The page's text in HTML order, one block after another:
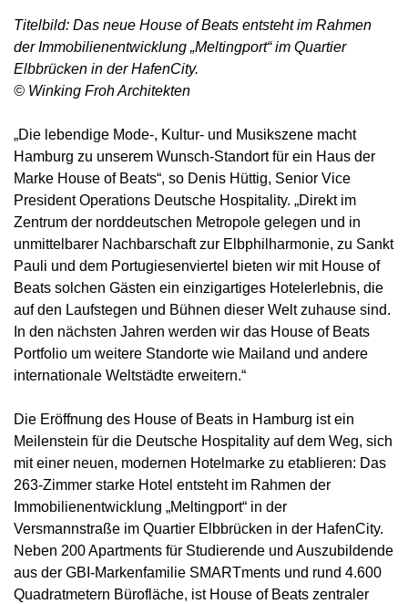
Titelbild: Das neue House of Beats entsteht im Rahmen
der Immobilienentwicklung „Meltingport“ im Quartier
Elbbrücken in der HafenCity.
© Winking Froh Architekten
„Die lebendige Mode-, Kultur- und Musikszene macht
Hamburg zu unserem Wunsch-Standort für ein Haus der
Marke House of Beats“, so Denis Hüttig, Senior Vice
President Operations Deutsche Hospitality. „Direkt im
Zentrum der norddeutschen Metropole gelegen und in
unmittelbarer Nachbarschaft zur Elbphilharmonie, zu Sankt
Pauli und dem Portugiesenviertel bieten wir mit House of
Beats solchen Gästen ein einzigartiges Hotelerlebnis, die
auf den Laufstegen und Bühnen dieser Welt zuhause sind.
In den nächsten Jahren werden wir das House of Beats
Portfolio um weitere Standorte wie Mailand und andere
internationale Weltstädte erweitern.“
Die Eröffnung des House of Beats in Hamburg ist ein
Meilenstein für die Deutsche Hospitality auf dem Weg, sich
mit einer neuen, modernen Hotelmarke zu etablieren: Das
263-Zimmer starke Hotel entsteht im Rahmen der
Immobilienentwicklung „Meltingport“ in der
Versmannstraße im Quartier Elbbrücken in der HafenCity.
Neben 200 Apartments für Studierende und Auszubildende
aus der GBI-Markenfamilie SMARTments und rund 4.600
Quadratmetern Bürofläche, ist House of Beats zentraler